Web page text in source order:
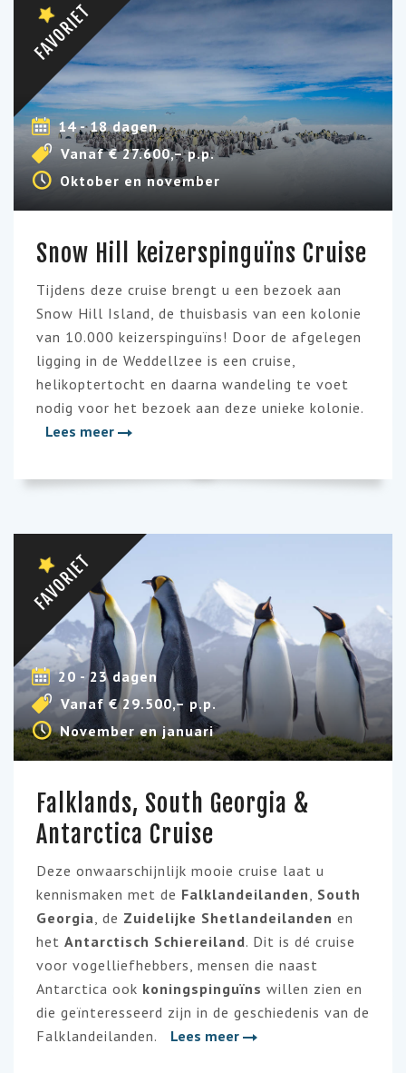
FAVORIET
14 - 18 dagen
Vanaf € 27.600,– p.p.
Oktober en november
Snow Hill keizerspinguïns Cruise
Tijdens deze cruise brengt u een bezoek aan
Snow Hill Island, de thuisbasis van een kolonie
van 10.000 keizerspinguïns! Door de afgelegen
ligging in de Weddellzee is een cruise,
helikoptertocht en daarna wandeling te voet
nodig voor het bezoek aan deze unieke kolonie.
Lees meer
FAVORIET
20 - 23 dagen
Vanaf € 29.500,– p.p.
November en januari
Falklands, South Georgia &
Antarctica Cruise
Deze onwaarschijnlijk mooie cruise laat u
kennismaken met de Falklandeilanden, South
Georgia, de Zuidelijke Shetlandeilanden en
het Antarctisch Schiereiland. Dit is dé cruise
voor vogelliefhebbers, mensen die naast
Antarctica ook koningspinguïns willen zien en
die geïnteresseerd zijn in de geschiedenis van de
Falklandeilanden.
Lees meer